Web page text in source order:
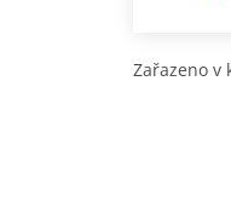
Zařazeno